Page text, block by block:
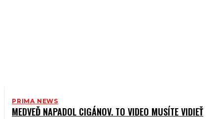
PRIMA NEWS
MEDVEĎ NAPADOL CIGÁNOV. TO VIDEO MUSÍTE VIDIEŤ